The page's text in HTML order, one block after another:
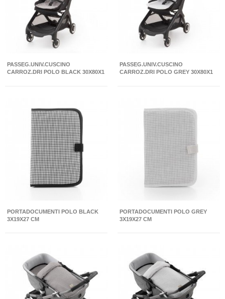
PASSEG.UNIV.CUSCINO
CARROZ.DRI POLO BLACK 30X80X1
PASSEG.UNIV.CUSCINO
CARROZ.DRI POLO GREY 30X80X1
PORTADOCUMENTI POLO BLACK
3X19X27 CM
PORTADOCUMENTI POLO GREY
3X19X27 CM